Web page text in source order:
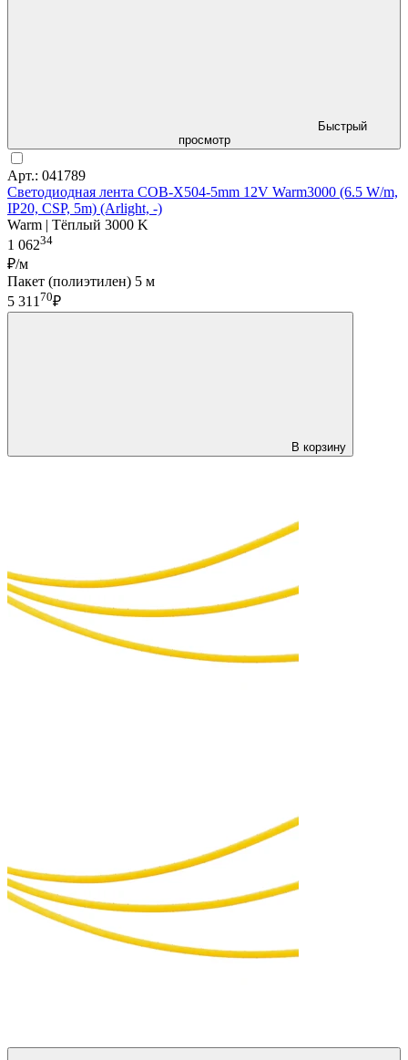
Быстрый
просмотр
Арт.: 041789
Светодиодная лента COB-X504-5mm 12V Warm3000 (6.5 W/m,
IP20, CSP, 5m) (Arlight, -)
Warm | Тёплый 3000 K
1 06234
₽/м
Пакет (полиэтилен) 5 м
5 31170₽
В корзину